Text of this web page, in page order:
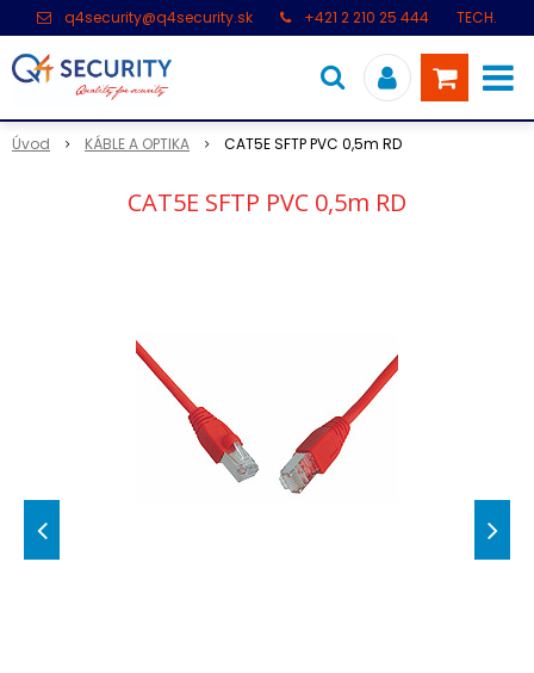
q4security@q4security.sk +421 2 210 25 444
TECH.
Úvod KÁBLE A OPTIKA CAT5E SFTP PVC 0,5m RD
CAT5E SFTP PVC 0,5m RD